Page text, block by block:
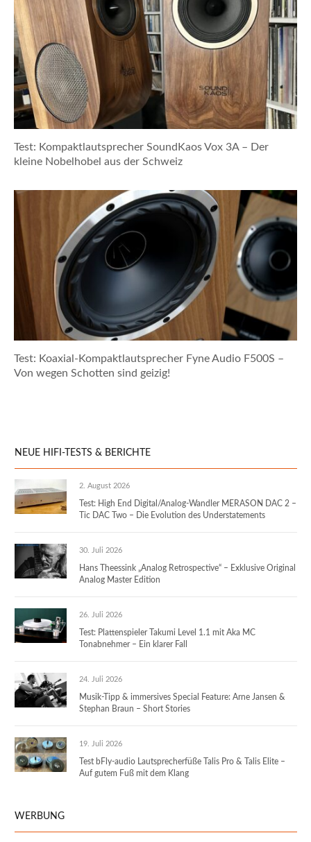
Test: Kompaktlautsprecher SoundKaos Vox 3A – Der
kleine Nobelhobel aus der Schweiz
Test: Koaxial-Kompaktlautsprecher Fyne Audio F500S –
Von wegen Schotten sind geizig!
NEUE HIFI-TESTS & BERICHTE
2. August 2026
Test: High End Digital/Analog-Wandler MERASON DAC 2 –
Tic DAC Two – Die Evolution des Understatements
30. Juli 2026
Hans Theessink „Analog Retrospective“ – Exklusive Original
Analog Master Edition
26. Juli 2026
Test: Plattenspieler Takumi Level 1.1 mit Aka MC
Tonabnehmer – Ein klarer Fall
24. Juli 2026
Musik-Tipp & immersives Special Feature: Arne Jansen &
Stephan Braun – Short Stories
19. Juli 2026
Test bFly-audio Lautsprecherfüße Talis Pro & Talis Elite –
Auf gutem Fuß mit dem Klang
WERBUNG